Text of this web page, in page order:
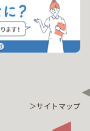
＞サイトマップ